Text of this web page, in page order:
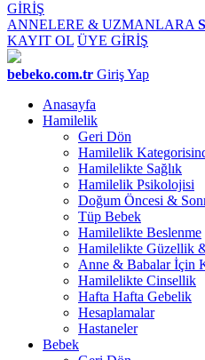
GİRİŞ
ANNELERE & UZMANLARA
KAYIT OL ÜYE GİRİŞ
bebeko.com.tr Giriş Yap
Anasayfa
Hamilelik
Geri Dön
Hamilelik
Hamilelikte Sağlık
Hamilelik Psikolojisi
Doğum Öncesi &
Tüp Bebek
Hamilelikte Beslenme
Hamilelikte Güzellik
Anne & Babalar İçin
Hamilelikte Cinsellik
Hafta Hafta Gebelik
Hesaplamalar
Hastaneler
Bebek